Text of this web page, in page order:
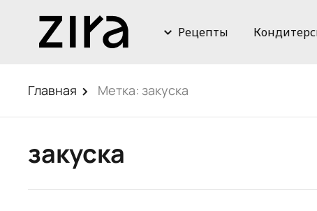
Рецепты
Главная Метка: закуска
закуска